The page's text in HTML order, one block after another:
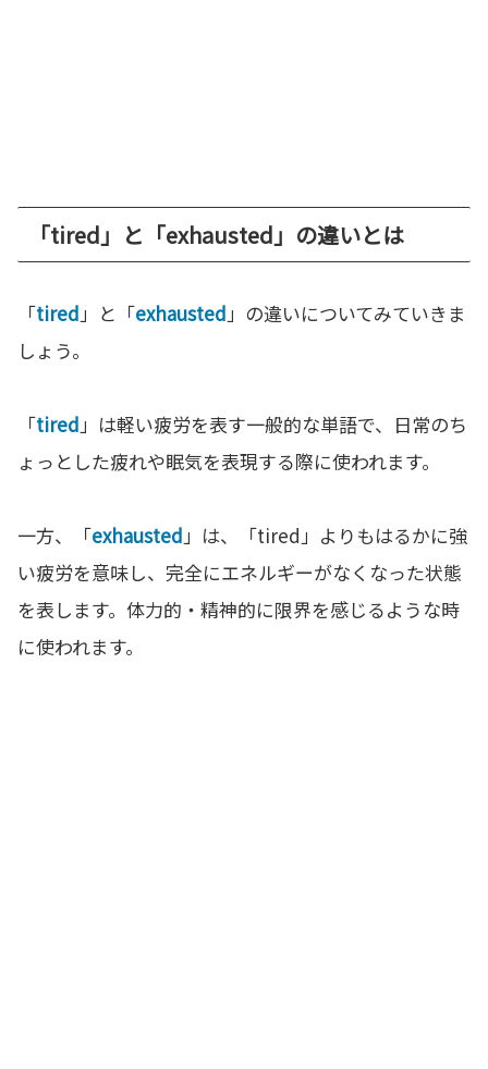
「tired」と「exhausted」の違いとは
「tired」と「exhausted」の違いについてみていきま
しょう。
「tired」は軽い疲労を表す一般的な単語で、日常のち
ょっとした疲れや眠気を表現する際に使われます。
一方、「exhausted」は、「tired」よりもはるかに強
い疲労を意味し、完全にエネルギーがなくなった状態
を表します。体力的・精神的に限界を感じるような時
に使われます。